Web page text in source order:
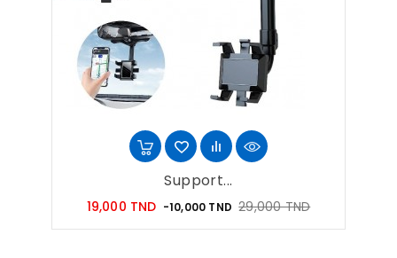
Support...
19,000 TND Prix
-10,000 TND 29,000 TNDPrix